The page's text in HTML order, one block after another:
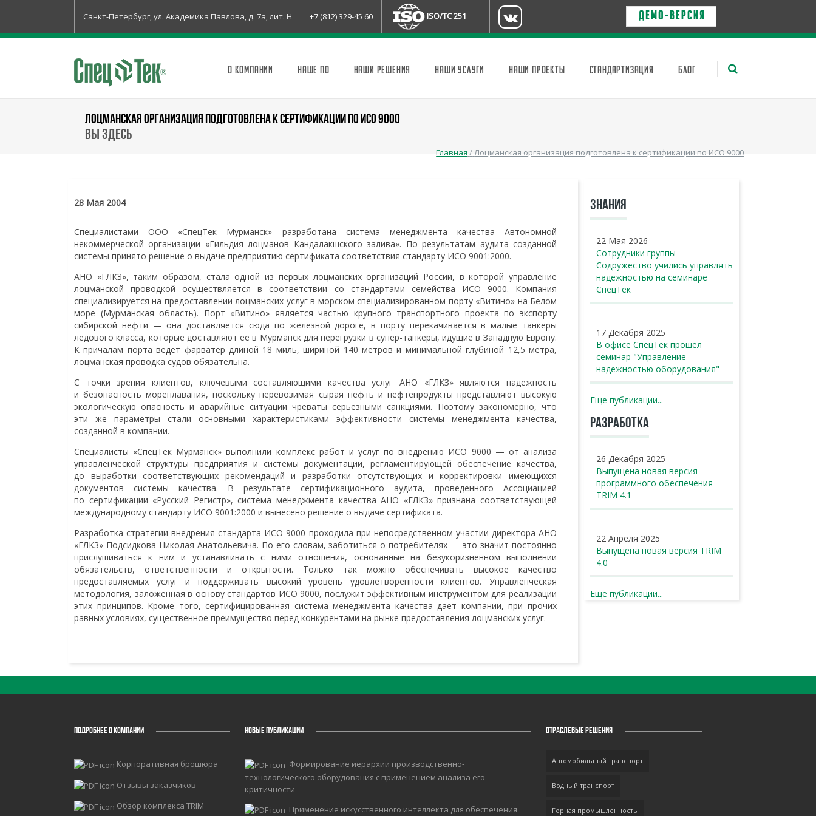
Санкт-Петербург, ул. Академика Павлова, д. 7а, лит. Н +7 (812) 329-45 60 ISO/TC 251 Д Е М О - в е р с и я
О КОМПАНИИ НАШЕ ПО НАШИ РЕШЕНИЯ НАШИ УСЛУГИ НАШИ ПРОЕКТЫ СТАНДАРТИЗАЦИЯ БЛОГ
ЛОЦМАНСКАЯ ОРГАНИЗАЦИЯ ПОДГОТОВЛЕНА К СЕРТИФИКАЦИИ ПО ИСО 9000
Вы здесь
Главная/Лоцманская организация подготовлена к сертификации по ИСО 9000
28 Мая 2004
Специалистами ООО «СпецТек Мурманск» разработана система менеджмента качества Автономной
некоммерческой организации «Гильдия лоцманов Кандалакшского залива». По результатам аудита созданной
системы принято решение о выдаче предприятию сертификата соответствия стандарту ИСО 9001:2000.
АНО «ГЛКЗ», таким образом, стала одной из первых лоцманских организаций России, в которой управление
лоцманской проводкой осуществляется в соответствии со стандартами семейства ИСО 9000. Компания
специализируется на предоставлении лоцманских услуг в морском специализированном порту «Витино» на Белом
море (Мурманская область). Порт «Витино» является частью крупного транспортного проекта по экспорту
сибирской нефти — она доставляется сюда по железной дороге, в порту перекачивается в малые танкеры
ледового класса, которые доставляют ее в Мурманск для перегрузки в супер-танкеры, идущие в Западную Европу.
К причалам порта ведет фарватер длиной 18 миль, шириной 140 метров и минимальной глубиной 12,5 метра,
лоцманская проводка судов обязательна.
С точки зрения клиентов, ключевыми составляющими качества услуг АНО «ГЛКЗ» являются надежность
и безопасность мореплавания, поскольку перевозимая сырая нефть и нефтепродукты представляют высокую
экологическую опасность и аварийные ситуации чреваты серьезными санкциями. Поэтому закономерно, что
эти же параметры стали основными характеристиками эффективности системы менеджмента качества,
созданной в компании.
Специалисты «СпецТек Мурманск» выполнили комплекс работ и услуг по внедрению ИСО 9000 — от анализа
управленческой структуры предприятия и системы документации, регламентирующей обеспечение качества,
до выработки соответствующих рекомендаций и разработки отсутствующих и корректировки имеющихся
документов системы качества. В результате сертификационного аудита, проведенного Ассоциацией
по сертификации «Русский Регистр», система менеджмента качества АНО «ГЛКЗ» признана соответствующей
международному стандарту ИСО 9001:2000 и вынесено решение о выдаче сертификата.
Разработка стратегии внедрения стандарта ИСО 9000 проходила при непосредственном участии директора АНО
«ГЛКЗ» Подсидкова Николая Анатольевича. По его словам, заботиться о потребителях — это значит постоянно
прислушиваться к ним и устанавливать с ними отношения, основанные на безукоризненном выполнении
обязательств, ответственности и открытости. Только так можно обеспечивать высокое качество
предоставляемых услуг и поддерживать высокий уровень удовлетворенности клиентов. Управленческая
методология, заложенная в основу стандартов ИСО 9000, послужит эффективным инструментом для реализации
этих принципов. Кроме того, сертифицированная система менеджмента качества дает компании, при прочих
равных условиях, существенное преимущество перед конкурентами на рынке предоставления лоцманских услуг.
ЗНАНИЯ
22 Мая 2026
Сотрудники группы
Содружество учились управлять
надежностью на семинаре
СпецТек
17 Декабря 2025
В офисе СпецТек прошел
семинар "Управление
надежностью оборудования"
Еще публикации...
РАЗРАБОТКА
26 Декабря 2025
Выпущена новая версия
программного обеспечения
TRIM 4.1
22 Апреля 2025
Выпущена новая версия TRIM
4.0
Еще публикации...
ПОДРОБНЕЕ О КОМПАНИИ
Корпоративная брошюра
Отзывы заказчиков
Обзор комплекса TRIM
НОВЫЕ ПУБЛИКАЦИИ
Формирование иерархии производственно-
технологического оборудования с применением анализа его
критичности
Применение искусственного интеллекта для обеспечения
ОТРАСЛЕВЫЕ РЕШЕНИЯ
Автомобильный транспорт
Водный транспорт
Горная промышленность